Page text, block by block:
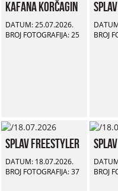
Kafana Korčagin
DATUM: 25.07.2026.
BROJ FOTOGRAFIJA: 25
BROJ
Splav Freestyler
DATUM: 18.07.2026.
BROJ FOTOGRAFIJA: 37
BROJ